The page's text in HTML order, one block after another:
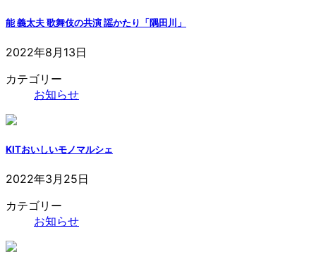
能 義太夫 歌舞伎の共演 謡かたり「隅田川」
2022年8月13日
カテゴリー
お知らせ
KITおいしいモノマルシェ
2022年3月25日
カテゴリー
お知らせ